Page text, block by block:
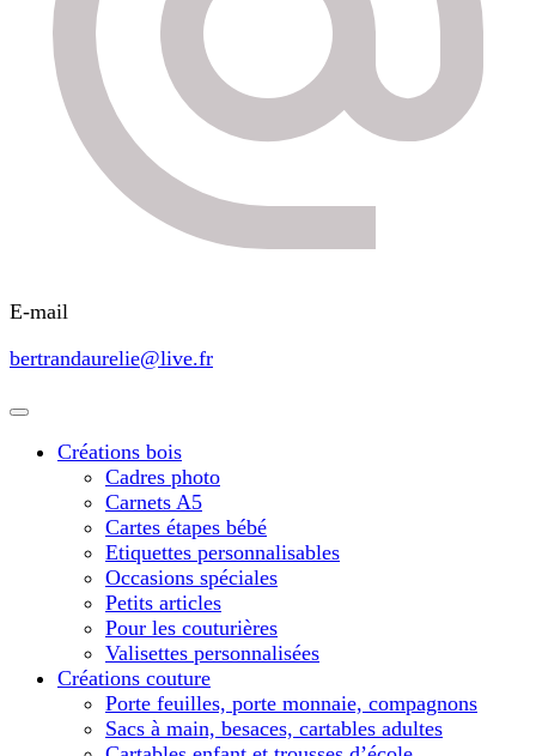
E-mail
bertrandaurelie@live.fr
Créations bois
Cadres photo
Carnets A5
Cartes étapes bébé
Etiquettes personnalisables
Occasions spéciales
Petits articles
Pour les couturières
Valisettes personnalisées
Créations couture
Porte feuilles, porte monnaie, compagnons
Sacs à main, besaces, cartables adultes